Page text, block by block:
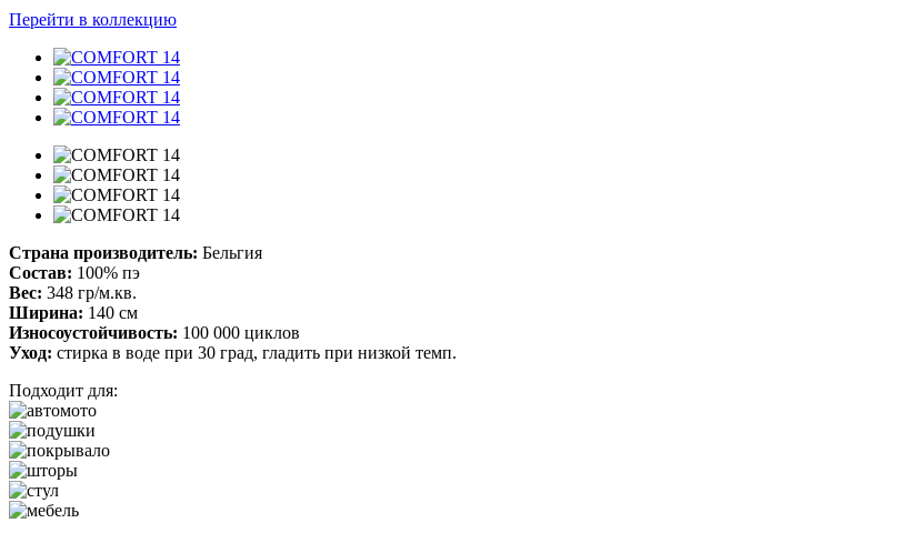
Перейти в коллекцию
Страна производитель: Бельгия
Состав: 100% пэ
Вес: 348 гр/м.кв.
Ширина: 140 см
Износоустойчивость: 100 000 циклов
Уход: стирка в воде при 30 град, гладить при низкой темп.
Подходит для: